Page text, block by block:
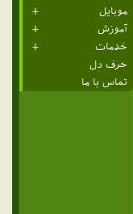
موبایل
آموزش
خدمات
حرف دل
تماس با ما